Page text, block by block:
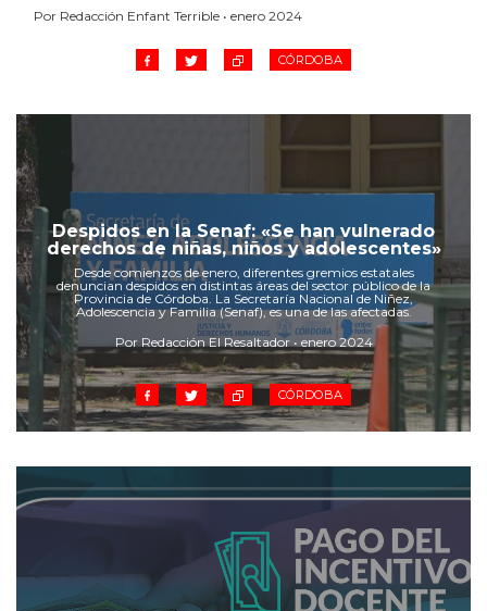
Por Redacción Enfant Terrible • enero 2024
CÓRDOBA
Despidos en la Senaf: «Se han vulnerado
derechos de niñas, niños y adolescentes»
Desde comienzos de enero, diferentes gremios estatales
denuncian despidos en distintas áreas del sector público de la
Provincia de Córdoba. La Secretaría Nacional de Niñez,
Adolescencia y Familia (Senaf), es una de las afectadas.
Por Redacción El Resaltador • enero 2024
CÓRDOBA